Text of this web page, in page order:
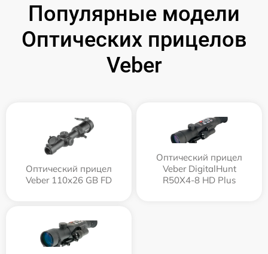
Популярные модели
Оптических прицелов
Veber
Оптический прицел
Veber 110х26 GB FD
Оптический прицел
Veber DigitalHunt
R50X4-8 HD Plus